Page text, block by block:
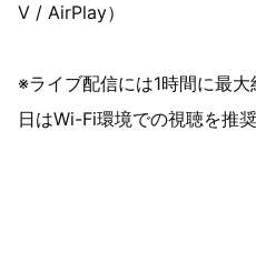
V / AirPlay）
※ライブ配信には1時間に最
日はWi-Fi環境での視聴を推奨